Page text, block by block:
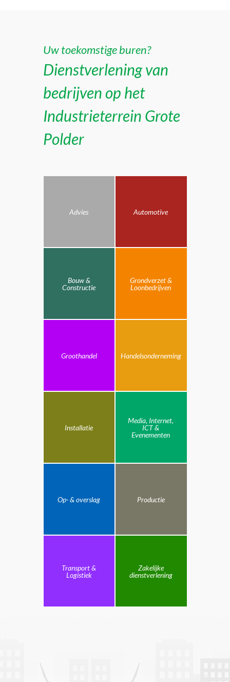
Uw toekomstige buren?
Dienstverlening van
bedrijven op het
Industrieterrein Grote
Polder
Advies Automotive
Bouw &
Constructie
Grondverzet &
Loonbedrijven
Groothandel Handelsonderneming
Installatie
Media, Internet,
ICT &
Evenementen
Op- & overslag Productie
Transport &
Logistiek
Zakelijke
dienstverlening